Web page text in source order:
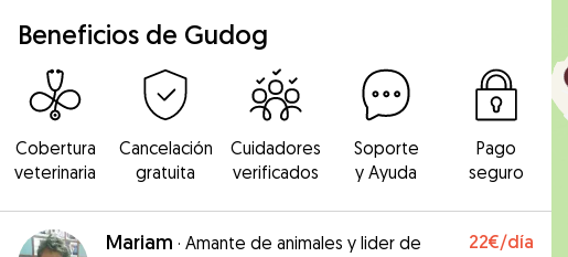
Beneficios de Gudog
Cobertura
veterinaria
Cancelación
gratuita
Cuidadores
verificados
Soporte
y Ayuda
Pago
seguro
Mariam · Amante de animales y lider de
22€/día